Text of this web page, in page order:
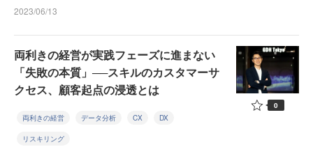
2023/06/13
両利きの経営が実践フェーズに進まない
「失敗の本質」──スキルのカスタマーサ
クセス、顧客起点の浸透とは
両利きの経営 データ分析 CX DX
リスキリング
0